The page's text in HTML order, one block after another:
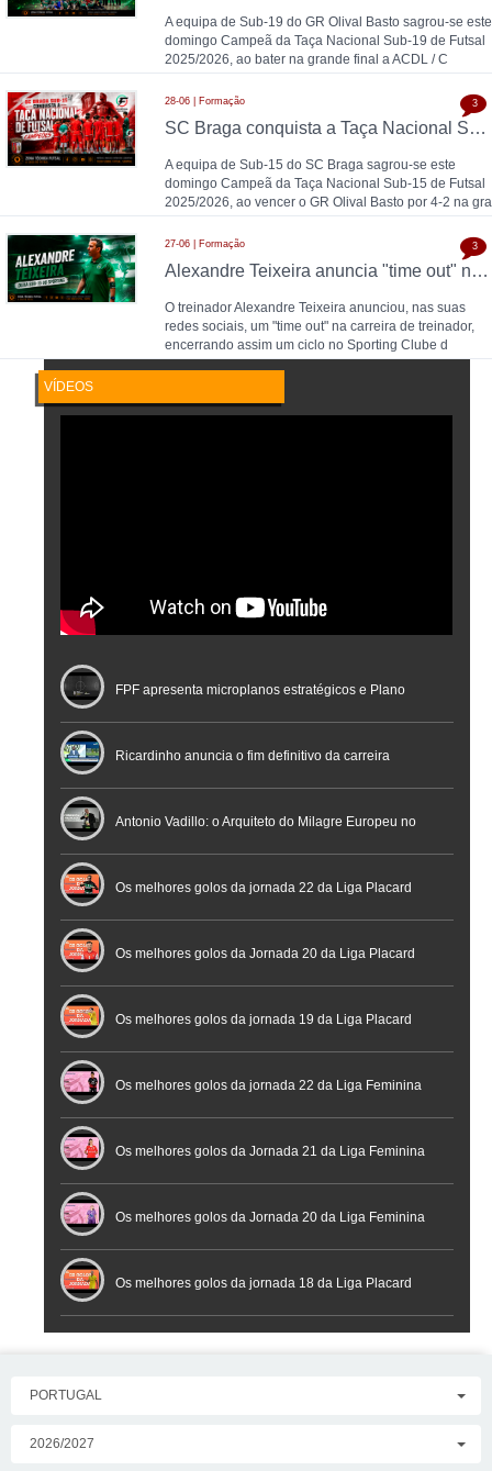
A equipa de Sub-19 do GR Olival Basto sagrou-se este
domingo Campeã da Taça Nacional Sub-19 de Futsal
2025/2026, ao bater na grande final a ACDL / C
28-06 | Formação
SC Braga conquista a Taça Nacional Sub-15 de Futsal e sobe ao Campeonato Nacional 26/27
A equipa de Sub-15 do SC Braga sagrou-se este
domingo Campeã da Taça Nacional Sub-15 de Futsal
2025/2026, ao vencer o GR Olival Basto por 4-2 na gra
3
27-06 | Formação
Alexandre Teixeira anuncia "time out" no futsal: pausa após título de Campeão Nacional pelo Sporting CP
O treinador Alexandre Teixeira anunciou, nas suas
redes sociais, um "time out" na carreira de treinador,
encerrando assim um ciclo no Sporting Clube d
3
VÍDEOS
FPF apresenta microplanos estratégicos e Plano
Nacional de Arbitragem
Ricardinho anuncia o fim definitivo da carreira
profissional em conferência histórica na Cidade do
Futebol
Antonio Vadillo: o Arquiteto do Milagre Europeu no
Futsal | Documentário
Os melhores golos da jornada 22 da Liga Placard
Os melhores golos da Jornada 20 da Liga Placard
Futsal
Os melhores golos da jornada 19 da Liga Placard
Os melhores golos da jornada 22 da Liga Feminina
Placard
Os melhores golos da Jornada 21 da Liga Feminina
Placard
Os melhores golos da Jornada 20 da Liga Feminina
Placard
Os melhores golos da jornada 18 da Liga Placard
PORTUGAL
2026/2027